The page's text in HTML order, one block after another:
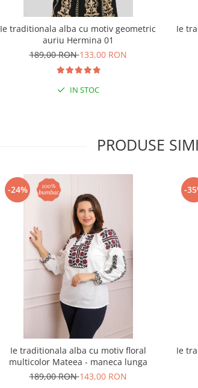
Ie traditionala alba cu motiv geometric
auriu Hermina 01
189,00 RON133,00 RON
IN STOC
Ie
PRODUSE
-24%
Ie traditionala alba cu motiv floral
multicolor Mateea - maneca lunga
189,00 RON143,00 RON
-
Ie